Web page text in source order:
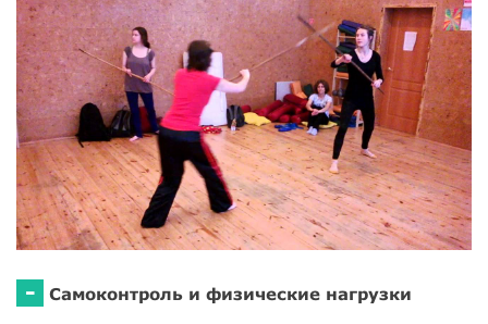
- Самоконтроль и физические нагрузки